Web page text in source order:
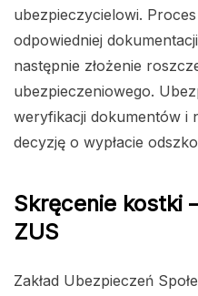
ubezpieczycielowi.
odpowiedniej
następnie złożenie
ubezpieczeniowego.
weryfikacji dokumentów i
decyzję o wypłacie
Skręcenie kostki
ZUS
Zakład Ubezpieczeń